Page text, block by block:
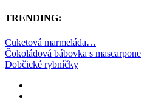
TRENDING:
Cuketová marmeláda…
Čokoládová bábovka s mascarpone
Dobčické rybníčky